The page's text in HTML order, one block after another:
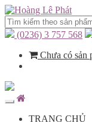
(0236) 3 757 568
Chưa có sản
TRANG CHỦ